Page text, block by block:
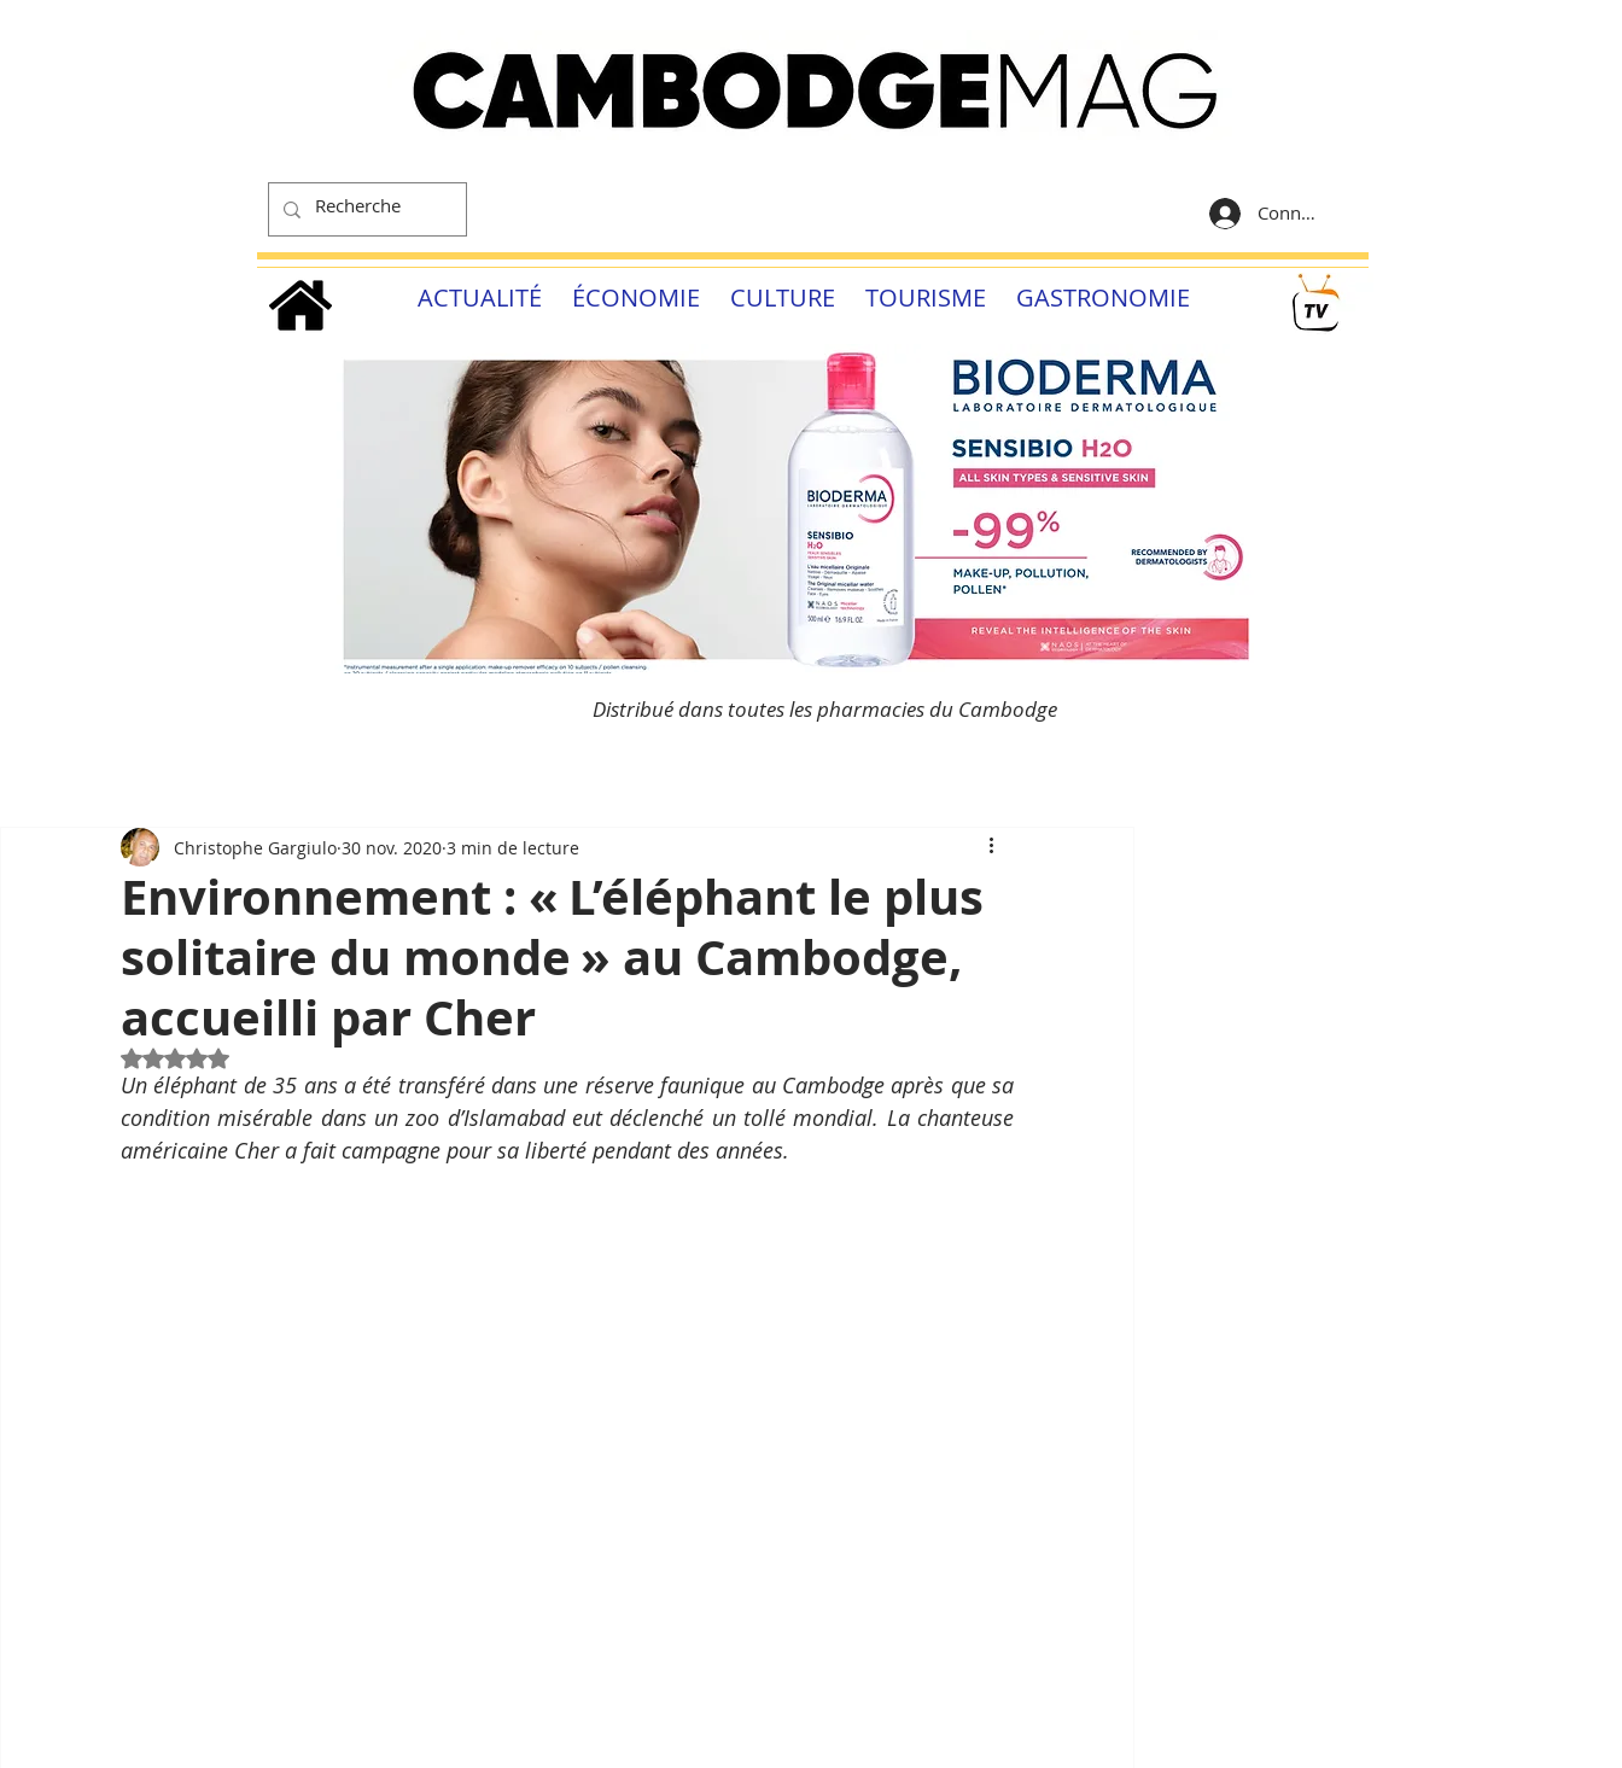
Connexion
ACTUALITÉ ÉCONOMIE CULTURE TOURISME GASTRONOMIE
Distribué dans toutes les pharmacies du Cambodge
Environnement : « L’éléphant le plus
solitaire du monde » au Cambodge,
accueilli par Cher
Christophe Gargiulo 30 nov. 2020 3 min de lecture
Noté NaN étoiles sur 5.
Un éléphant de 35 ans a été transféré dans une réserve faunique au Cambodge après que sa
condition misérable dans un zoo d’Islamabad eut déclenché un tollé mondial. La chanteuse
américaine Cher a fait campagne pour sa liberté pendant des années.